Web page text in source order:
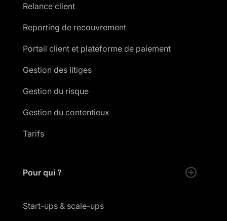
Relance client
Reporting de recouvrement
Portail client et plateforme de paiement
Gestion des litiges
Gestion du risque
Gestion du contentieux
Tarifs
Pour qui ?
Start-ups & scale-ups